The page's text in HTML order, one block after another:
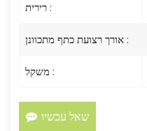
רירית :
אורך רצועת כתף מתכוונן :
משקל :
שאל עכשיו